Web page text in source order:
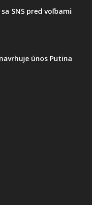
SNS pred voľbami
únos Putina